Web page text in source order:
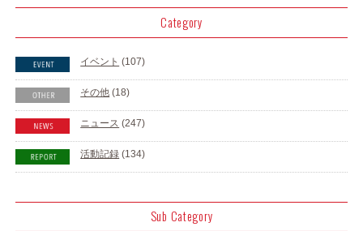
Category
イベント (107)
その他 (18)
ニュース (247)
活動記録 (134)
Sub Category